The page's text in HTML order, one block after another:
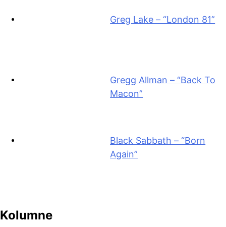
Greg Lake – “London 81”
Gregg Allman – “Back To
Macon”
Black Sabbath – “Born
Again”
Kolumne